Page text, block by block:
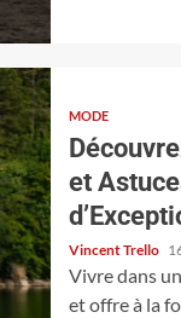
MODE
et
Vincent Trello
Vivre dans
et offre à la